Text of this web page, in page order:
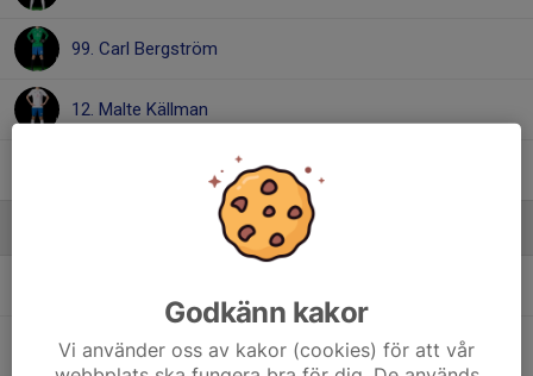
99. Carl Bergström
12. Malte Källman
, Herr utvecklingslag
Kalle Wedin Huvudtränare & Kassör
Godkänn kakor
Vi använder oss av kakor (cookies) för att vår